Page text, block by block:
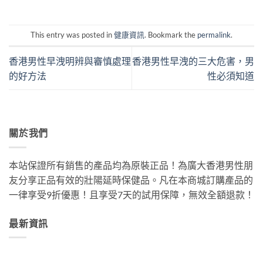
This entry was posted in健康資訊. Bookmark the permalink.
香港男性早洩明辨與審慎處理
的好方法
香港男性早洩的三大危害，男
性必須知道
關於我們
本站保證所有銷售的產品均為原裝正品！為廣大香港男性朋
友分享正品有效的壯陽延時保健品。凡在本商城訂購產品的
一律享受9折優惠！且享受7天的試用保障，無效全額退款！
最新資訊